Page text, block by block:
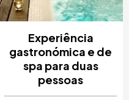
Experiência
gastronómica e de
spa para duas
pessoas